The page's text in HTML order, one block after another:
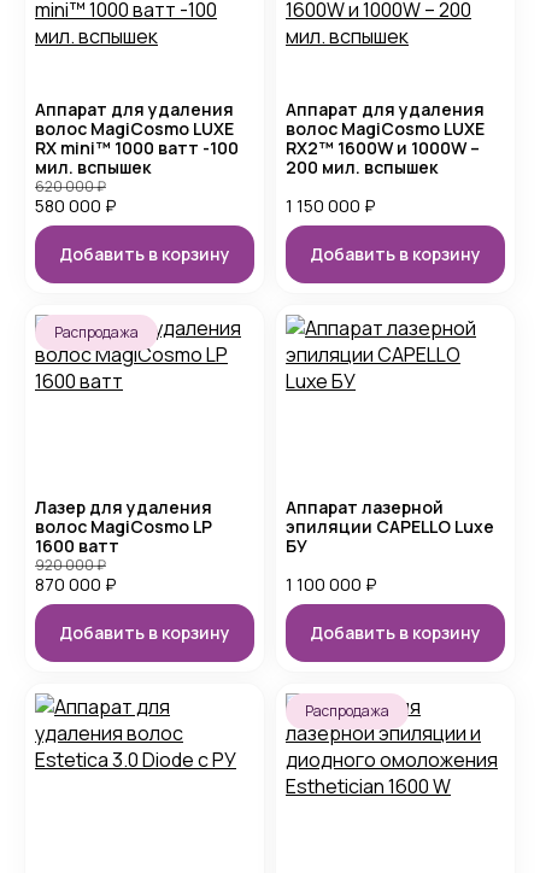
Аппарат для удаления
волос MagiCosmo LUXE
RX mini™ 1000 ватт -100
мил. вспышек
580 000 ₽
620 000₽
Добавить в корзину
Аппарат для удаления
волос MagiCosmo LUXE
RX2™ 1600W и 1000W –
200 мил. вспышек
1 150 000 ₽
Добавить в корзину
Распродажа
Лазер для удаления
волос MagiCosmo LP
1600 ватт
870 000 ₽
920 000₽
Добавить в корзину
Аппарат лазерной
эпиляции CAPELLO Luxe
БУ
1 100 000 ₽
Добавить в корзину
Распродажа